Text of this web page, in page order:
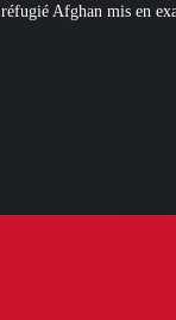
Les calvaires